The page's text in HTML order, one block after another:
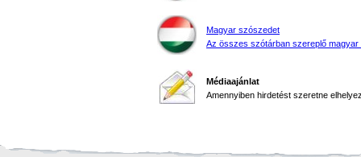
Magyar szószedet
Az összes szótárban szereplő magyar
Médiaajánlat
Amennyiben hirdetést szeretne